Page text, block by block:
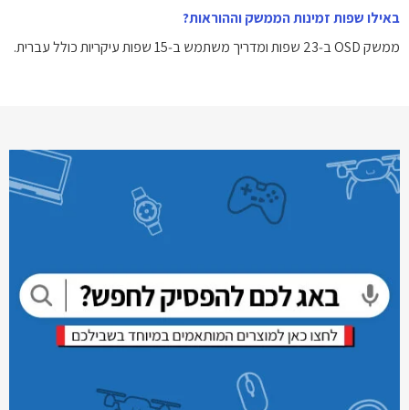
באילו שפות זמינות הממשק וההוראות?
ממשק OSD ב‑23 שפות ומדריך משתמש ב‑15 שפות עיקריות כולל עברית.